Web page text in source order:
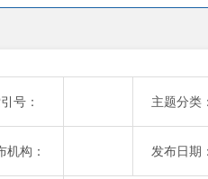
号： 主题分类：
机构： 发布日期：